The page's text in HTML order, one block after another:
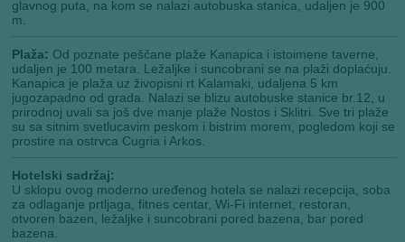
glavnog puta, na kom se nalazi autobuska stanica, udaljen je 900
m.
Plaža: Od poznate peščane plaže Kanapica i istoimene taverne,
udaljen je 100 metara. Ležaljke i suncobrani se na plaži doplaćuju.
Kanapica je plaža uz živopisni rt Kalamaki, udaljena 5 km
jugozapadno od grada. Nalazi se blizu autobuske stanice br.12, u
prirodnoj uvali sa još dve manje plaže Nostos i Sklitri. Sve tri plaže
su sa sitnim svetlucavim peskom i bistrim morem, pogledom koji se
prostire na ostrvca Cugria i Arkos.
Hotelski sadržaj:
U sklopu ovog moderno uređenog hotela se nalazi recepcija, soba
za odlaganje prtljaga, fitnes centar, Wi-Fi internet, restoran,
otvoren bazen, ležaljke i suncobrani pored bazena, bar pored
bazena.